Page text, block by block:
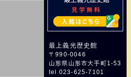
最上義光歴史館
〒990-0046
山形県山形市大手町1-53
tel 023-625-7101